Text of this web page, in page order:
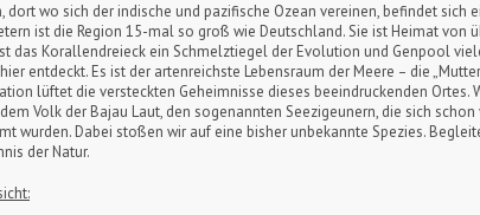
dort wo sich der indische und pazifische Ozean vereinen, befindet
ist die Region 15-mal so groß wie Deutschland. Sie ist Heimat von
das Korallendreieck ein Schmelztiegel der Evolution und Genpool
entdeckt. Es ist der artenreichste Lebensraum der Meere – die
lüftet die versteckten Geheimnisse dieses beeindruckenden
Volk der Bajau Laut, den sogenannten Seezigeunern, die sich
wurden. Dabei stoßen wir auf eine bisher unbekannte Spezies.
der Natur.